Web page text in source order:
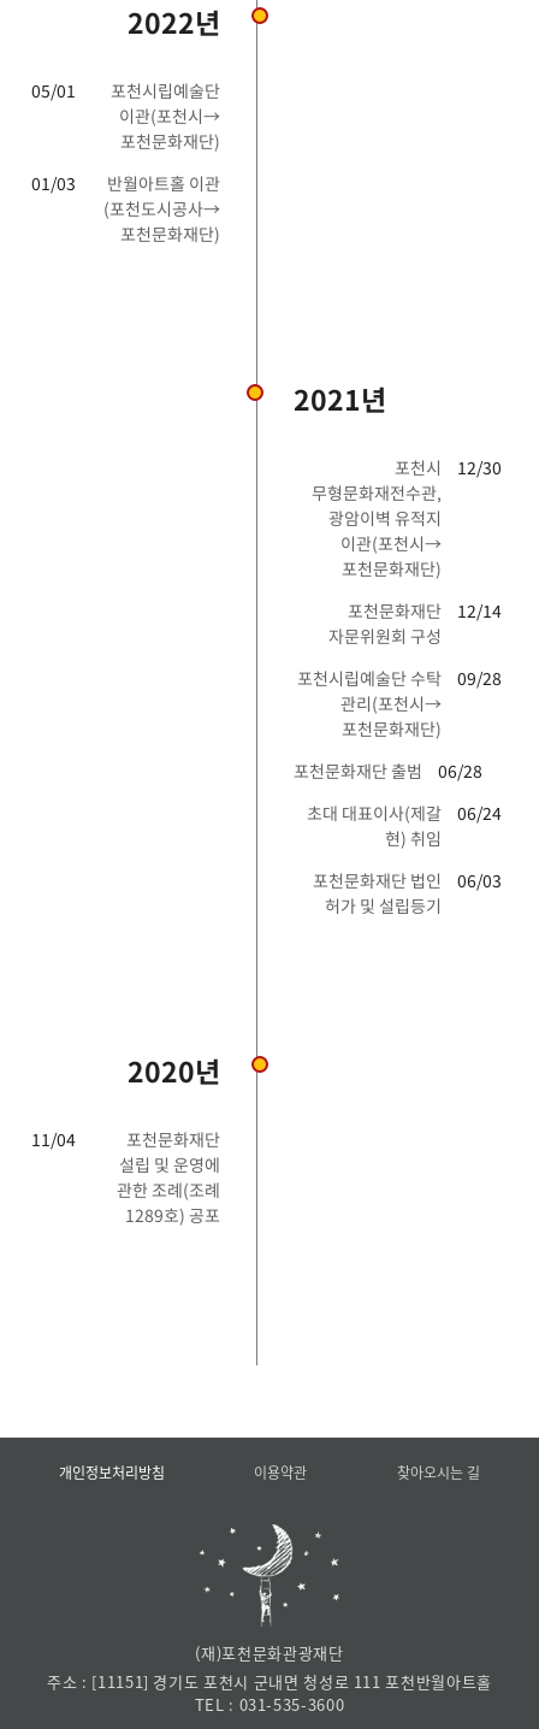
2022년
05/01
포천시립예술단
이관(포천시→
포천문화재단)
01/03
반월아트홀 이관
(포천도시공사→
포천문화재단)
2021년
포천시
무형문화재전수관,
광암이벽 유적지
이관(포천시→
포천문화재단)
12/30
포천문화재단
자문위원회 구성
12/14
포천시립예술단 수탁
관리(포천시→
포천문화재단)
09/28
포천문화재단 출범
06/28
초대 대표이사(제갈
현) 취임
06/24
포천문화재단 법인
허가 및 설립등기
06/03
2020년
11/04
포천문화재단
설립 및 운영에
관한 조례(조례
1289호) 공포
개인정보처리방침 이용약관 찾아오시는 길
(재)포천문화관광재단
주소 : [11151] 경기도 포천시 군내면 청성로 111 포천반월아트홀
TEL : 031-535-3600